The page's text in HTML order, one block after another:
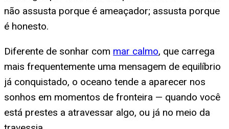
não assusta porque é ameaçador; assusta porque
é honesto.
Diferente de sonhar com mar calmo, que carrega
mais frequentemente uma mensagem de equilíbrio
já conquistado, o oceano tende a aparecer nos
sonhos em momentos de fronteira — quando você
está prestes a atravessar algo, ou já no meio da